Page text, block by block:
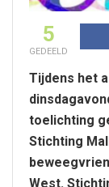
5
GEDEELD
Tijdens het
toelichting
Stichting
West.